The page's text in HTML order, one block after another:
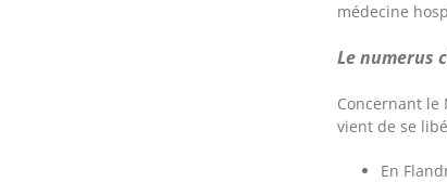
médecine
Le numerus
Concernant le
vient de se
En